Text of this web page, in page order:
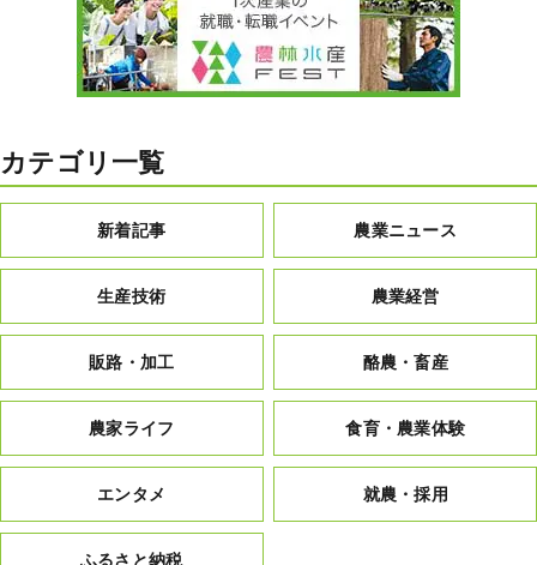
カテゴリ一覧
新着記事 農業ニュース
生産技術 農業経営
販路・加工 酪農・畜産
農家ライフ 食育・農業体験
エンタメ 就農・採用
ふるさと納税